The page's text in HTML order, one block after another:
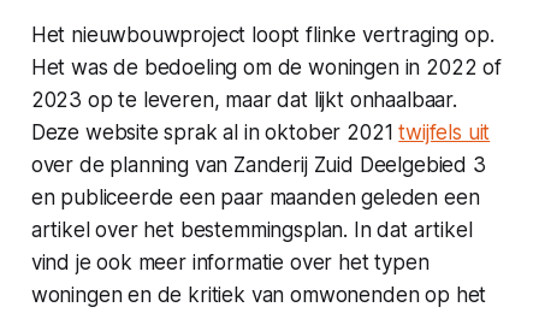
Het nieuwbouwproject loopt flinke vertraging op.
Het was de bedoeling om de woningen in 2022 of
2023 op te leveren, maar dat lijkt onhaalbaar.
Deze website sprak al in oktober 2021twijfels uit
over de planning van Zanderij Zuid Deelgebied 3
en publiceerde een paar maanden geleden een
artikel over het bestemmingsplan. In dat artikel
vind je ook meer informatie over het typen
woningen en de kritiek van omwonenden op het